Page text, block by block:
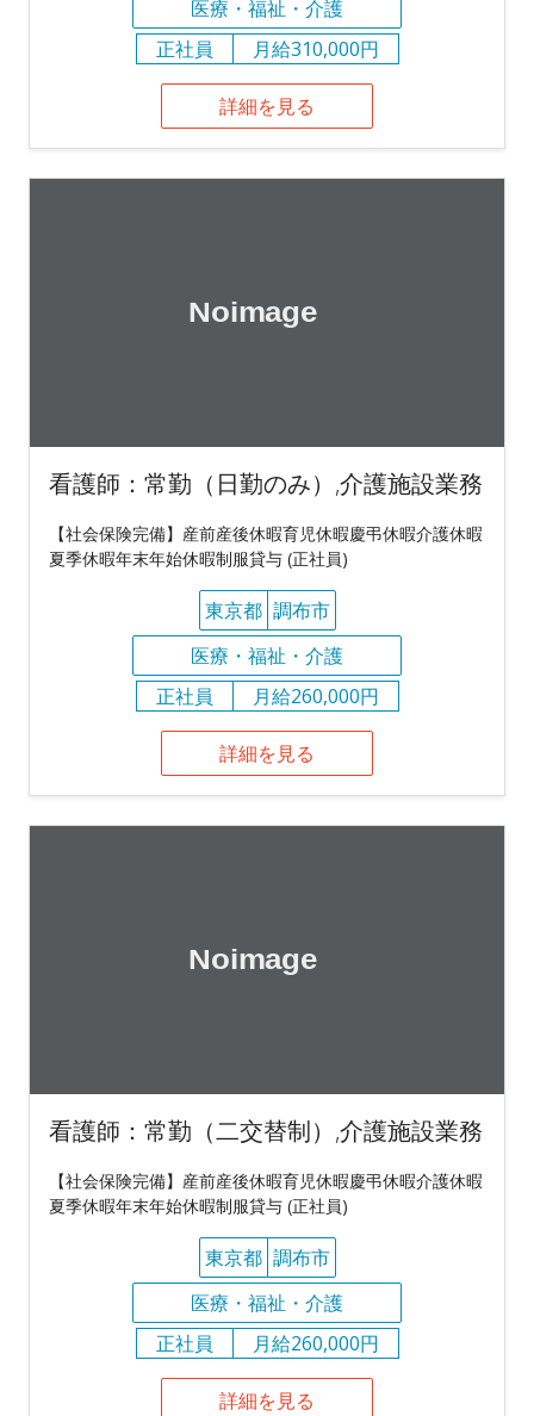
医療・福祉・介護
正社員
月給310,000円
詳細を見る
看護師：常勤（日勤のみ）,介護施設業務
【社会保険完備】産前産後休暇育児休暇慶弔休暇介護休暇
夏季休暇年末年始休暇制服貸与 (正社員)
東京都 調布市
医療・福祉・介護
正社員
月給260,000円
詳細を見る
看護師：常勤（二交替制）,介護施設業務
【社会保険完備】産前産後休暇育児休暇慶弔休暇介護休暇
夏季休暇年末年始休暇制服貸与 (正社員)
東京都 調布市
医療・福祉・介護
正社員
月給260,000円
詳細を見る